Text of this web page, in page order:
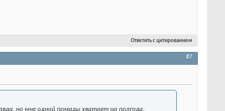
Ответить с цитированием
#7
но мне одной помады хватает на полгода.